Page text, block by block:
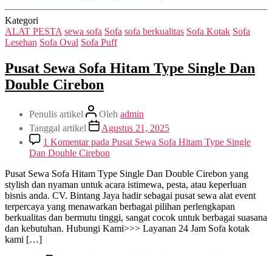
Kategori
ALAT PESTA sewa sofa Sofa sofa berkualitas Sofa Kotak Sofa
Lesehan Sofa Oval Sofa Puff
Pusat Sewa Sofa Hitam Type Single Dan
Double Cirebon
Penulis artikel Oleh admin
Tanggal artikel
Agustus 21, 2025
1 Komentarpada Pusat Sewa Sofa Hitam Type Single
Dan Double Cirebon
Pusat Sewa Sofa Hitam Type Single Dan Double Cirebon yang
stylish dan nyaman untuk acara istimewa, pesta, atau keperluan
bisnis anda. CV. Bintang Jaya hadir sebagai pusat sewa alat event
terpercaya yang menawarkan berbagai pilihan perlengkapan
berkualitas dan bermutu tinggi, sangat cocok untuk berbagai suasana
dan kebutuhan. Hubungi Kami>>> Layanan 24 Jam Sofa kotak
kami […]